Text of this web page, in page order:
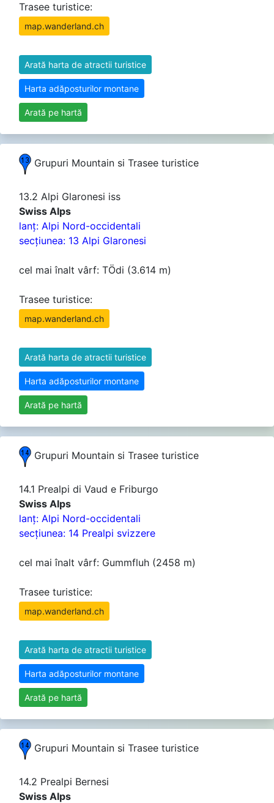
Trasee turistice:
map.wanderland.ch
Arată harta de atractii turistice
Harta adăposturilor montane
Arată pe hartă
Grupuri Mountain si Trasee turistice
13.2 Alpi Glaronesi iss
Swiss Alps
lanţ: Alpi Nord-occidentali
secţiunea: 13 Alpi Glaronesi
cel mai înalt vârf: TÖdi (3.614 m)
Trasee turistice:
map.wanderland.ch
Arată harta de atractii turistice
Harta adăposturilor montane
Arată pe hartă
Grupuri Mountain si Trasee turistice
14.1 Prealpi di Vaud e Friburgo
Swiss Alps
lanţ: Alpi Nord-occidentali
secţiunea: 14 Prealpi svizzere
cel mai înalt vârf: Gummfluh (2458 m)
Trasee turistice:
map.wanderland.ch
Arată harta de atractii turistice
Harta adăposturilor montane
Arată pe hartă
Grupuri Mountain si Trasee turistice
14.2 Prealpi Bernesi
Swiss Alps